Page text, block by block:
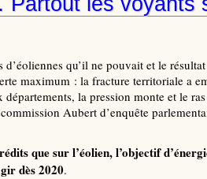
qu’il ne pouvait et le
maximum : la fracture territoriale a
la pression monte et le
Aubert d’enquête
que sur l’éolien, l’objectif
dès 2020.